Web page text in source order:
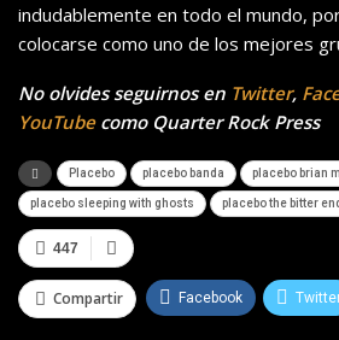
indudablemente en todo el mundo,
colocarse como uno de los mejores
No olvides seguirnos en Twitter,
YouTubecomo Quarter Rock Press
Placebo placebo banda placebo brian
placebo sleeping with ghosts placebo the bitter end
447
Compartir Facebook